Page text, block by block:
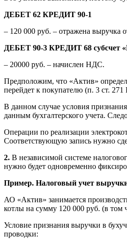
ДЕБЕТ 62 КРЕДИТ 90-1
– 120 000 руб. – отражена выручка
ДЕБЕТ 90-3 КРЕДИТ 68 субсчет
– 20000 руб. – начислен НДС.
Предположим, что «Актив»
перейдет к покупателю (п. 3 ст.
В данном случае условия
данным бухгалтерского учета.
Операции по реализации
Соответствующую запись нужно
2. В независимой системе
нужно будет одновременно
Пример. Налоговый учет
АО «Актив» занимается
котлы на сумму 120 000 руб. (в том
Условие признания выручки в
проводки: